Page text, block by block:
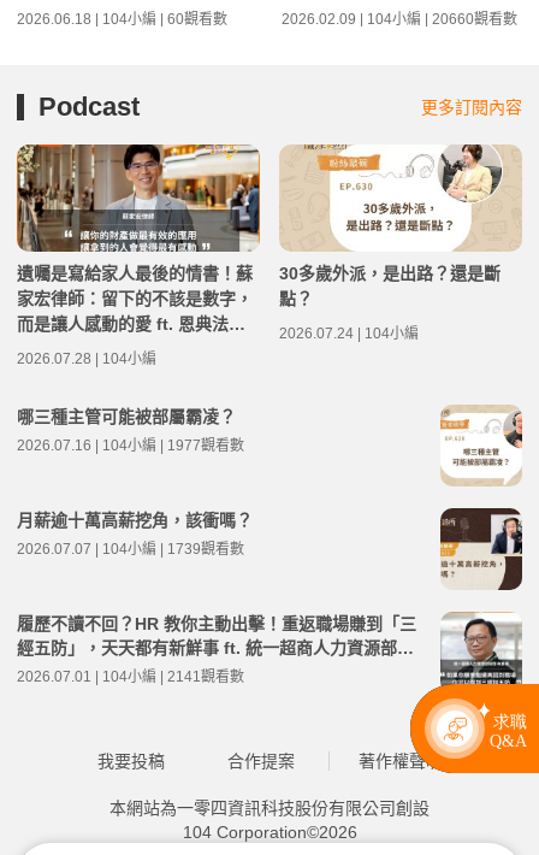
2026.06.18 | 104小編 | 60觀看數 2026.02.09 | 104小編 | 20660觀看數
Podcast 更多訂閱內容
遺囑是寫給家人最後的情書！蘇
家宏律師：留下的不該是數字，
而是讓人感動的愛 ft. 恩典法律
事務所創辦人 蘇家宏律師 | 高年
2026.07.28 | 104小編
30多歲外派，是出路？還是斷
點？
2026.07.24 | 104小編
哪三種主管可能被部屬霸凌？
2026.07.16 | 104小編 | 1977觀看數
月薪逾十萬高薪挖角，該衝嗎？
2026.07.07 | 104小編 | 1739觀看數
履歷不讀不回？HR 教你主動出擊！重返職場賺到「三
經五防」，天天都有新鮮事 ft. 統一超商人力資源部經
理 林宸碩 | 高年級不打烊 x 用 AI 點亮第二人生 EP279
2026.07.01 | 104小編 | 2141觀看數
我要投稿 合作提案 著作權聲明
本網站為一零四資訊科技股份有限公司創設
104 Corporation©2026